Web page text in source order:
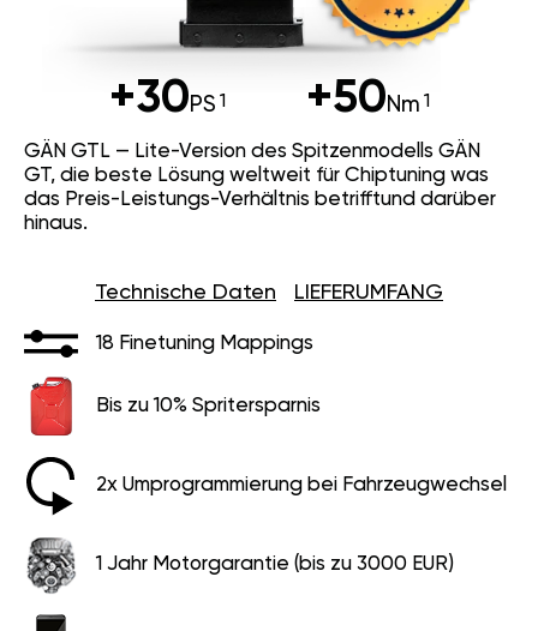
+30PS +50Nm
GÄN GTL — Lite-Version des Spitzenmodells GÄN
GT, die beste Lösung weltweit für Chiptuning was
das Preis-Leistungs-Verhältnis betrifftund darüber
hinaus.
Technische Daten LIEFERUMFANG
18 Finetuning Mappings
Bis zu 10% Spritersparnis
2x Umprogrammierung bei Fahrzeugwechsel
1 Jahr Motorgarantie (bis zu 3000 EUR)